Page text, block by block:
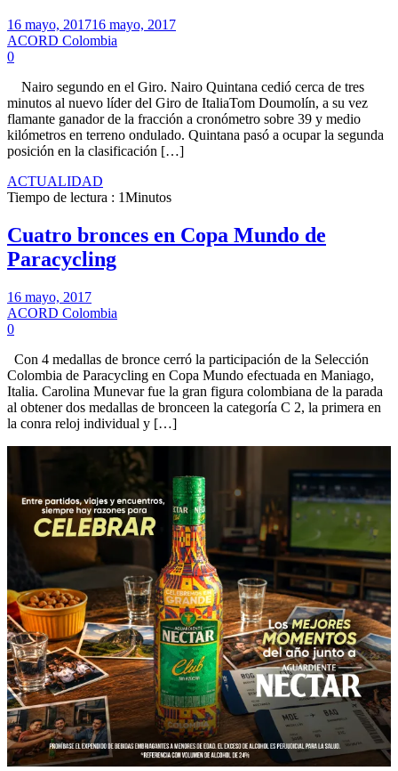
16 mayo, 201716 mayo, 2017
ACORD Colombia
0
Nairo segundo en el Giro. Nairo Quintana cedió cerca de tres
minutos al nuevo líder del Giro de ItaliaTom Doumolín, a su vez
flamante ganador de la fracción a cronómetro sobre 39 y medio
kilómetros en terreno ondulado. Quintana pasó a ocupar la segunda
posición en la clasificación […]
ACTUALIDAD
Tiempo de lectura : 1Minutos
Cuatro bronces en Copa Mundo de
Paracycling
16 mayo, 2017
ACORD Colombia
0
Con 4 medallas de bronce cerró la participación de la Selección
Colombia de Paracycling en Copa Mundo efectuada en Maniago,
Italia. Carolina Munevar fue la gran figura colombiana de la parada
al obtener dos medallas de bronceen la categoría C 2, la primera en
la conra reloj individual y […]